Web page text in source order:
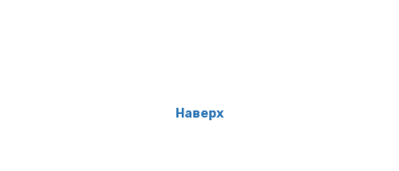
Наверх